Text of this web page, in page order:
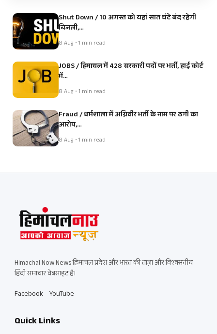
Shut Down / 10 अगस्त को यहां सात घंटे बंद रहेगी
बिजली,…
8 Aug • 1 min read
JOBS / हिमाचल में 428 सरकारी पदों पर भर्ती, हाई कोर्ट
में…
8 Aug • 1 min read
Fraud / धर्मशाला में अग्निवीर भर्ती के नाम पर ठगी का
आरोप,…
8 Aug • 1 min read
Himachal Now News हिमाचल प्रदेश और भारत की ताज़ा और विश्वसनीय
हिंदी समाचार वेबसाइट है।
Facebook YouTube
Quick Links